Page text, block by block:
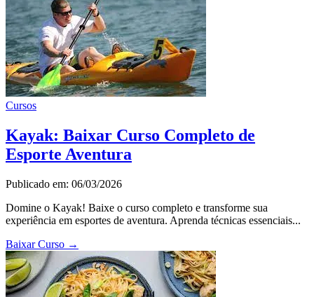
Cursos
Kayak: Baixar Curso Completo de
Esporte Aventura
Publicado em: 06/03/2026
Domine o Kayak! Baixe o curso completo e transforme sua
experiência em esportes de aventura. Aprenda técnicas essenciais...
Baixar Curso →